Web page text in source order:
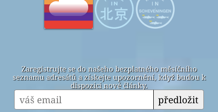
Zaregistrujte se do našeho bezplatného měsíčního
seznamu adresátů a získejte upozornění, když budou k
dispozici nové články.
předložit